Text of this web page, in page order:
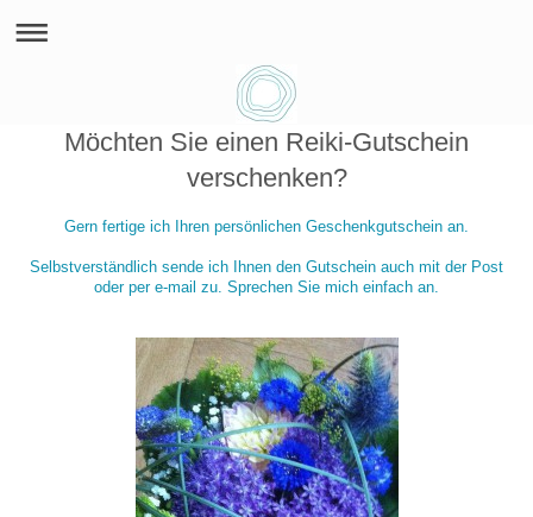
Möchten Sie einen Reiki-Gutschein
verschenken?
Gern fertige ich Ihren persönlichen Geschenkgutschein an.
Selbstverständlich sende ich Ihnen den Gutschein auch mit der Post
oder per e-mail zu. Sprechen Sie mich einfach an.